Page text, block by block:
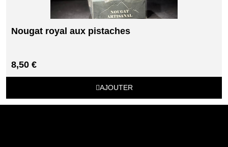
Nougat royal aux pistaches
8,50 €
AJOUTER